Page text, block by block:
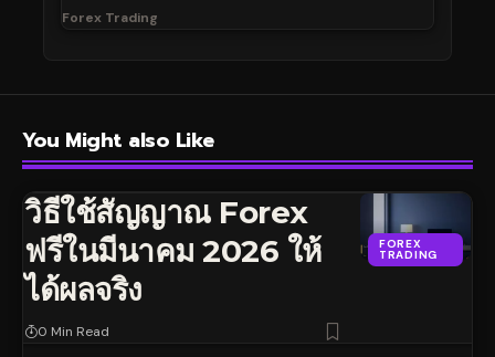
Forex Trading
You Might also Like
FOREX
TRADING
วิธีใช้สัญญาณ Forex
ฟรีในมีนาคม 2026 ให้
ได้ผลจริง
0 Min Read